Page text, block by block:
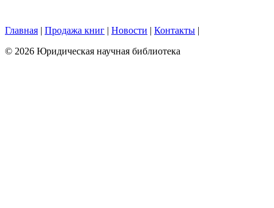
Главная | Продажа книг | Новости | Контакты |
© 2026 Юридическая научная библиотека